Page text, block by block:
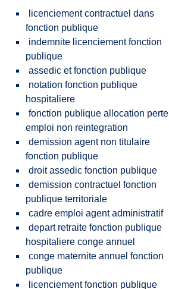
licenciement contractuel dans
fonction publique
indemnite licenciement fonction
publique
assedic et fonction publique
notation fonction publique
hospitaliere
fonction publique allocation perte
emploi non reintegration
demission agent non titulaire
fonction publique
droit assedic fonction publique
demission contractuel fonction
publique territoriale
cadre emploi agent administratif
depart retraite fonction publique
hospitaliere conge annuel
conge maternite annuel fonction
publique
licenciement fonction publique